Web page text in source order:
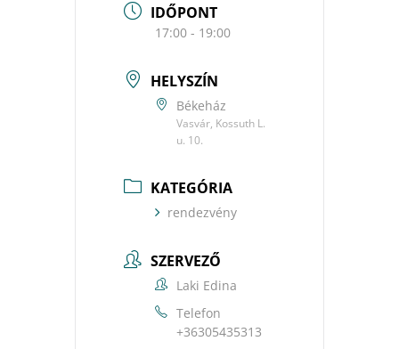
IDŐPONT
17:00 - 19:00
HELYSZÍN
Békeház
Vasvár, Kossuth L.
u. 10.
KATEGÓRIA
rendezvény
SZERVEZŐ
Laki Edina
Telefon
+36305435313